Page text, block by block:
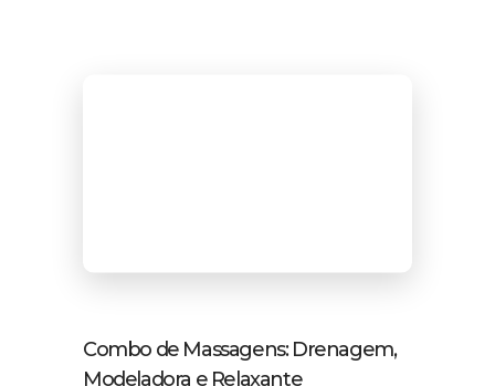
Combo de Massagens: Drenagem,
Modeladora e Relaxante